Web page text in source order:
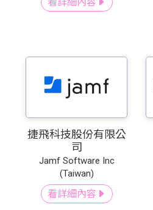
捷飛科技股份有限公
司
Jamf Software Inc
(Taiwan)
看詳細內容